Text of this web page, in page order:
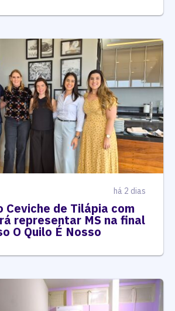
há 2 dias
Ceviche de Tilápia com
representar MS na final
O Quilo É Nosso